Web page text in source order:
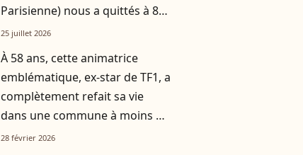
Parisienne) nous a quittés à 80
ans
25 juillet 2026
À 58 ans, cette animatrice
emblématique, ex-star de TF1, a
complètement refait sa vie
dans une commune à moins de
deux heures d’avion de Paris
28 février 2026